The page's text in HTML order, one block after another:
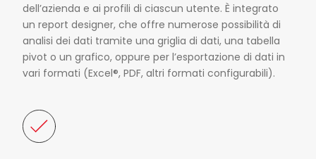
dell’azienda e ai profili di ciascun utente. È integrato
un report designer, che offre numerose possibilità di
analisi dei dati tramite una griglia di dati, una tabella
pivot o un grafico, oppure per l’esportazione di dati in
vari formati (Excel®, PDF, altri formati configurabili).